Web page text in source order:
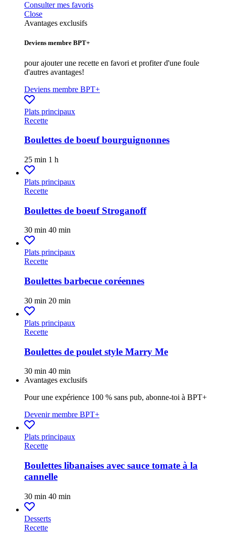
Consulter mes favoris
Close
Avantages exclusifs
Deviens membre BPT+
pour ajouter une recette en favori et profiter d'une foule
d'autres avantages!
Deviens membre BPT+
Plats principaux
Recette
Boulettes de boeuf bourguignonnes
25 min 1 h
Plats principaux
Recette
Boulettes de boeuf Stroganoff
30 min 40 min
Plats principaux
Recette
Boulettes barbecue coréennes
30 min 20 min
Plats principaux
Recette
Boulettes de poulet style Marry Me
30 min 40 min
Avantages exclusifs
Pour une expérience 100 % sans pub, abonne-toi à BPT+
Devenir membre BPT+
Plats principaux
Recette
Boulettes libanaises avec sauce tomate à la
cannelle
30 min 40 min
Desserts
Recette